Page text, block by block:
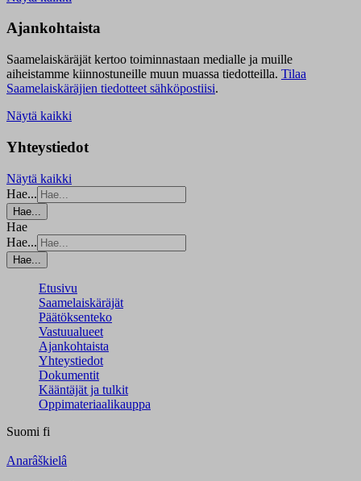
Ajankohtaista
Saamelaiskäräjät kertoo toiminnastaan medialle ja muille
aiheistamme kiinnostuneille muun muassa tiedotteilla. Tilaa
Saamelaiskäräjien tiedotteet sähköpostiisi.
Näytä kaikki
Yhteystiedot
Näytä kaikki
Hae...
Hae...
Hae
Hae...
Hae...
Etusivu
Saamelaiskäräjät
Päätöksenteko
Vastuualueet
Ajankohtaista
Yhteystiedot
Dokumentit
Kääntäjät ja tulkit
Oppimateriaalikauppa
Suomi fi
Anarâškielâ